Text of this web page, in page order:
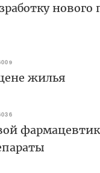
жилья